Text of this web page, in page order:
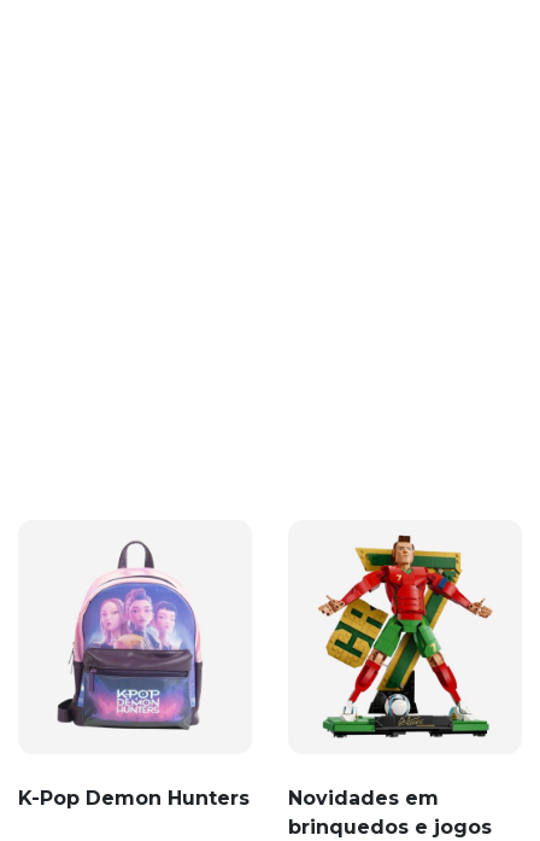
K-Pop Demon Hunters
Novidades em
brinquedos e jogos